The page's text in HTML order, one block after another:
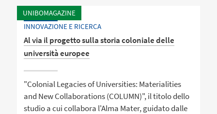
UNIBOMAGAZINE
INNOVAZIONE E RICERCA
Al via il progetto sulla storia coloniale delle
università europee
"Colonial Legacies of Universities: Materialities
and New Collaborations (COLUMN)", il titolo dello
studio a cui collabora l'Alma Mater, guidato dalle